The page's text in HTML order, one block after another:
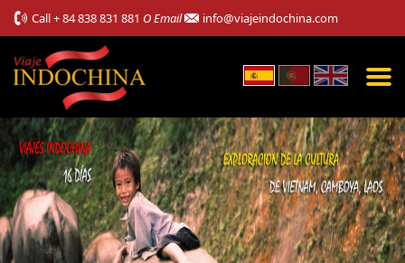
Call+ 84 838 831 881 O Email info@viajeindochina.com